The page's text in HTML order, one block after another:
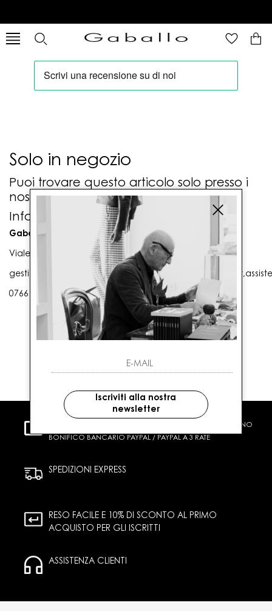
Solo in negozio
Puoi trovare questo articolo solo presso i
nostri punti vendita:
Info contatti
Gaballo Mario srl
Viale G. Matteotti n. 23 00053 Civitavecchia (RM)
0766 25656
CARTA DI CREDITO CONTRASSEGNO
BONIFICO BANCARIO PAYPAL / PAYPAL A 3 RATE
SPEDIZIONI EXPRESS
RESO FACILE E 10% DI SCONTO AL PRIMO
ACQUISTO PER GLI ISCRITTI
ASSISTENZA CLIENTI
Iscriviti alla nostra
newsletter